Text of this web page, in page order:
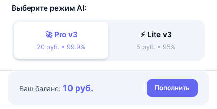
Выберите режим AI:
🚀 Pro v3
20 руб. • 99.9%
⚡ Lite v3
5 руб. • 95%
Ваш баланс: 10 руб. Пополнить